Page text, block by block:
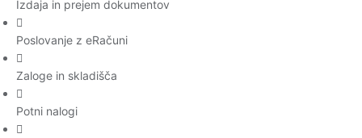
Izdaja in prejem dokumentov
Poslovanje z eRačuni
Zaloge in skladišča
Potni nalogi